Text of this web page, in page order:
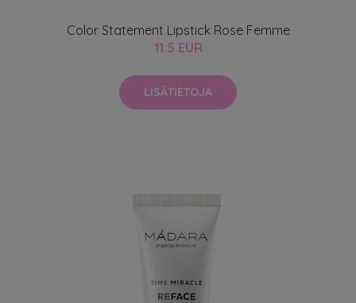
Color Statement Lipstick Rose Femme
11.5 EUR
LISÄTIETOJA